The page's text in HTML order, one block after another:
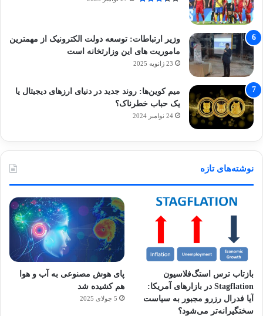
وزیر ارتباطات: توسعه دولت الکترونیک از مهمترین
ماموریت های این وزارتخانه است
23 ژانویه 2025
میم کوین‌ها: روند جدید در دنیای ارزهای دیجیتال یا
یک حباب خطرناک؟
24 نوامبر 2024
نوشته‌های تازه
بازتاب ترس استگ‌فلاسیون
Stagflation در بازارهای آمریکا:
آیا فدرال رزرو مجبور به سیاست
سختگیرانه‌تر می‌شود؟
پای هوش مصنوعی به آب و هوا
هم کشیده شد
5 جولای 2025